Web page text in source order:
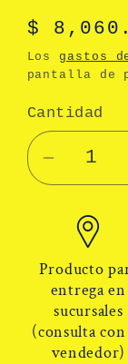
Precio
$
Los gastos
pantalla de
Cantidad
Cantidad
Reducir
cantidad
para
Línea
retráctil
Eagle
Catch
EC6020-
Producto
entrega en
sucursales
(consulta
vendedor)